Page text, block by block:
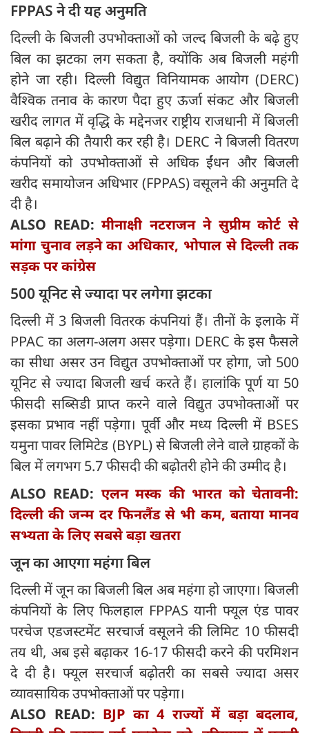
FPPAS ने दी यह अनुमति
दिल्ली के बिजली उपभोक्ताओं को जल्द बिजली के बढ़े हुए
बिल का झटका लग सकता है, क्योंकि अब बिजली महंगी
होने जा रही। दिल्ली विद्युत विनियामक आयोग (DERC)
वैश्विक तनाव के कारण पैदा हुए ऊर्जा संकट और बिजली
खरीद लागत में वृद्धि के मद्देनजर राष्ट्रीय राजधानी में बिजली
बिल बढ़ाने की तैयारी कर रही है। DERC ने बिजली वितरण
कंपनियों को उपभोक्ताओं से अधिक ईंधन और बिजली
खरीद समायोजन अधिभार (FPPAS) वसूलने की अनुमति दे
दी है।
ALSO READ:मीनाक्षी नटराजन ने सुप्रीम कोर्ट से
मांगा चुनाव लड़ने का अधिकार, भोपाल से दिल्ली तक
सड़क पर कांग्रेस
500 यूनिट से ज्यादा पर लगेगा झटका
दिल्ली में 3 बिजली वितरक कंपनियां हैं। तीनों के इलाके में
PPAC का अलग-अलग असर पड़ेगा। DERC के इस फैसले
का सीधा असर उन विद्युत उपभोक्ताओं पर होगा, जो 500
यूनिट से ज्यादा बिजली खर्च करते हैं। हालांकि पूर्ण या 50
फीसदी सब्सिडी प्राप्त करने वाले विद्युत उपभोक्ताओं पर
इसका प्रभाव नहीं पड़ेगा। पूर्वी और मध्य दिल्ली में BSES
यमुना पावर लिमिटेड (BYPL) से बिजली लेने वाले ग्राहकों के
बिल में लगभग 5.7 फीसदी की बढ़ोतरी होने की उम्मीद है।
ALSO READ: एलन मस्क की भारत को चेतावनी:
दिल्ली की जन्म दर फिनलैंड से भी कम, बताया मानव
सभ्यता के लिए सबसे बड़ा खतरा
जून का आएगा महंगा बिल
दिल्ली में जून का बिजली बिल अब महंगा हो जाएगा। बिजली
कंपनियों के लिए फिलहाल FPPAS यानी फ्यूल एंड पावर
परचेज एडजस्टमेंट सरचार्ज वसूलने की लिमिट 10 फीसदी
तय थी, अब इसे बढ़ाकर 16-17 फीसदी करने की परमिशन
दे दी है। फ्यूल सरचार्ज बढ़ोतरी का सबसे ज्यादा असर
व्यावसायिक उपभोक्ताओं पर पड़ेगा।
ALSO READ: BJP का 4 राज्यों में बड़ा बदलाव,